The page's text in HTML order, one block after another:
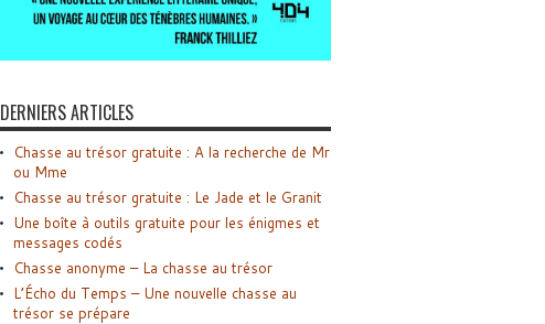
DERNIERS ARTICLES
Chasse au trésor gratuite : A la recherche de Mr
ou Mme
Chasse au trésor gratuite : Le Jade et le Granit
Une boîte à outils gratuite pour les énigmes et
messages codés
Chasse anonyme – La chasse au trésor
L’Écho du Temps – Une nouvelle chasse au
trésor se prépare